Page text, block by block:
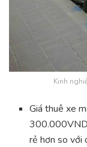
Kinh
Giá thuê xe
rẻ hơn so với